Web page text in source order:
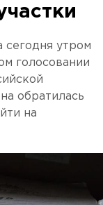
сегодня утром
голосовании
обратилась
на